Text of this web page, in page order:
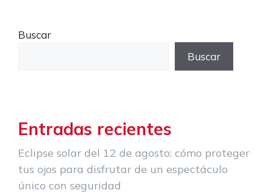
Buscar
Buscar
Entradas recientes
Eclipse solar del 12 de agosto: cómo proteger
tus ojos para disfrutar de un espectáculo
único con seguridad